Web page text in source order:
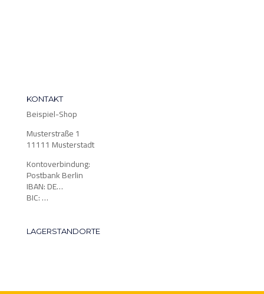
KONTAKT
Beispiel-Shop
Musterstraße 1
11111 Musterstadt
Kontoverbindung:
Postbank Berlin
IBAN: DE…
BIC: …
LAGERSTANDORTE